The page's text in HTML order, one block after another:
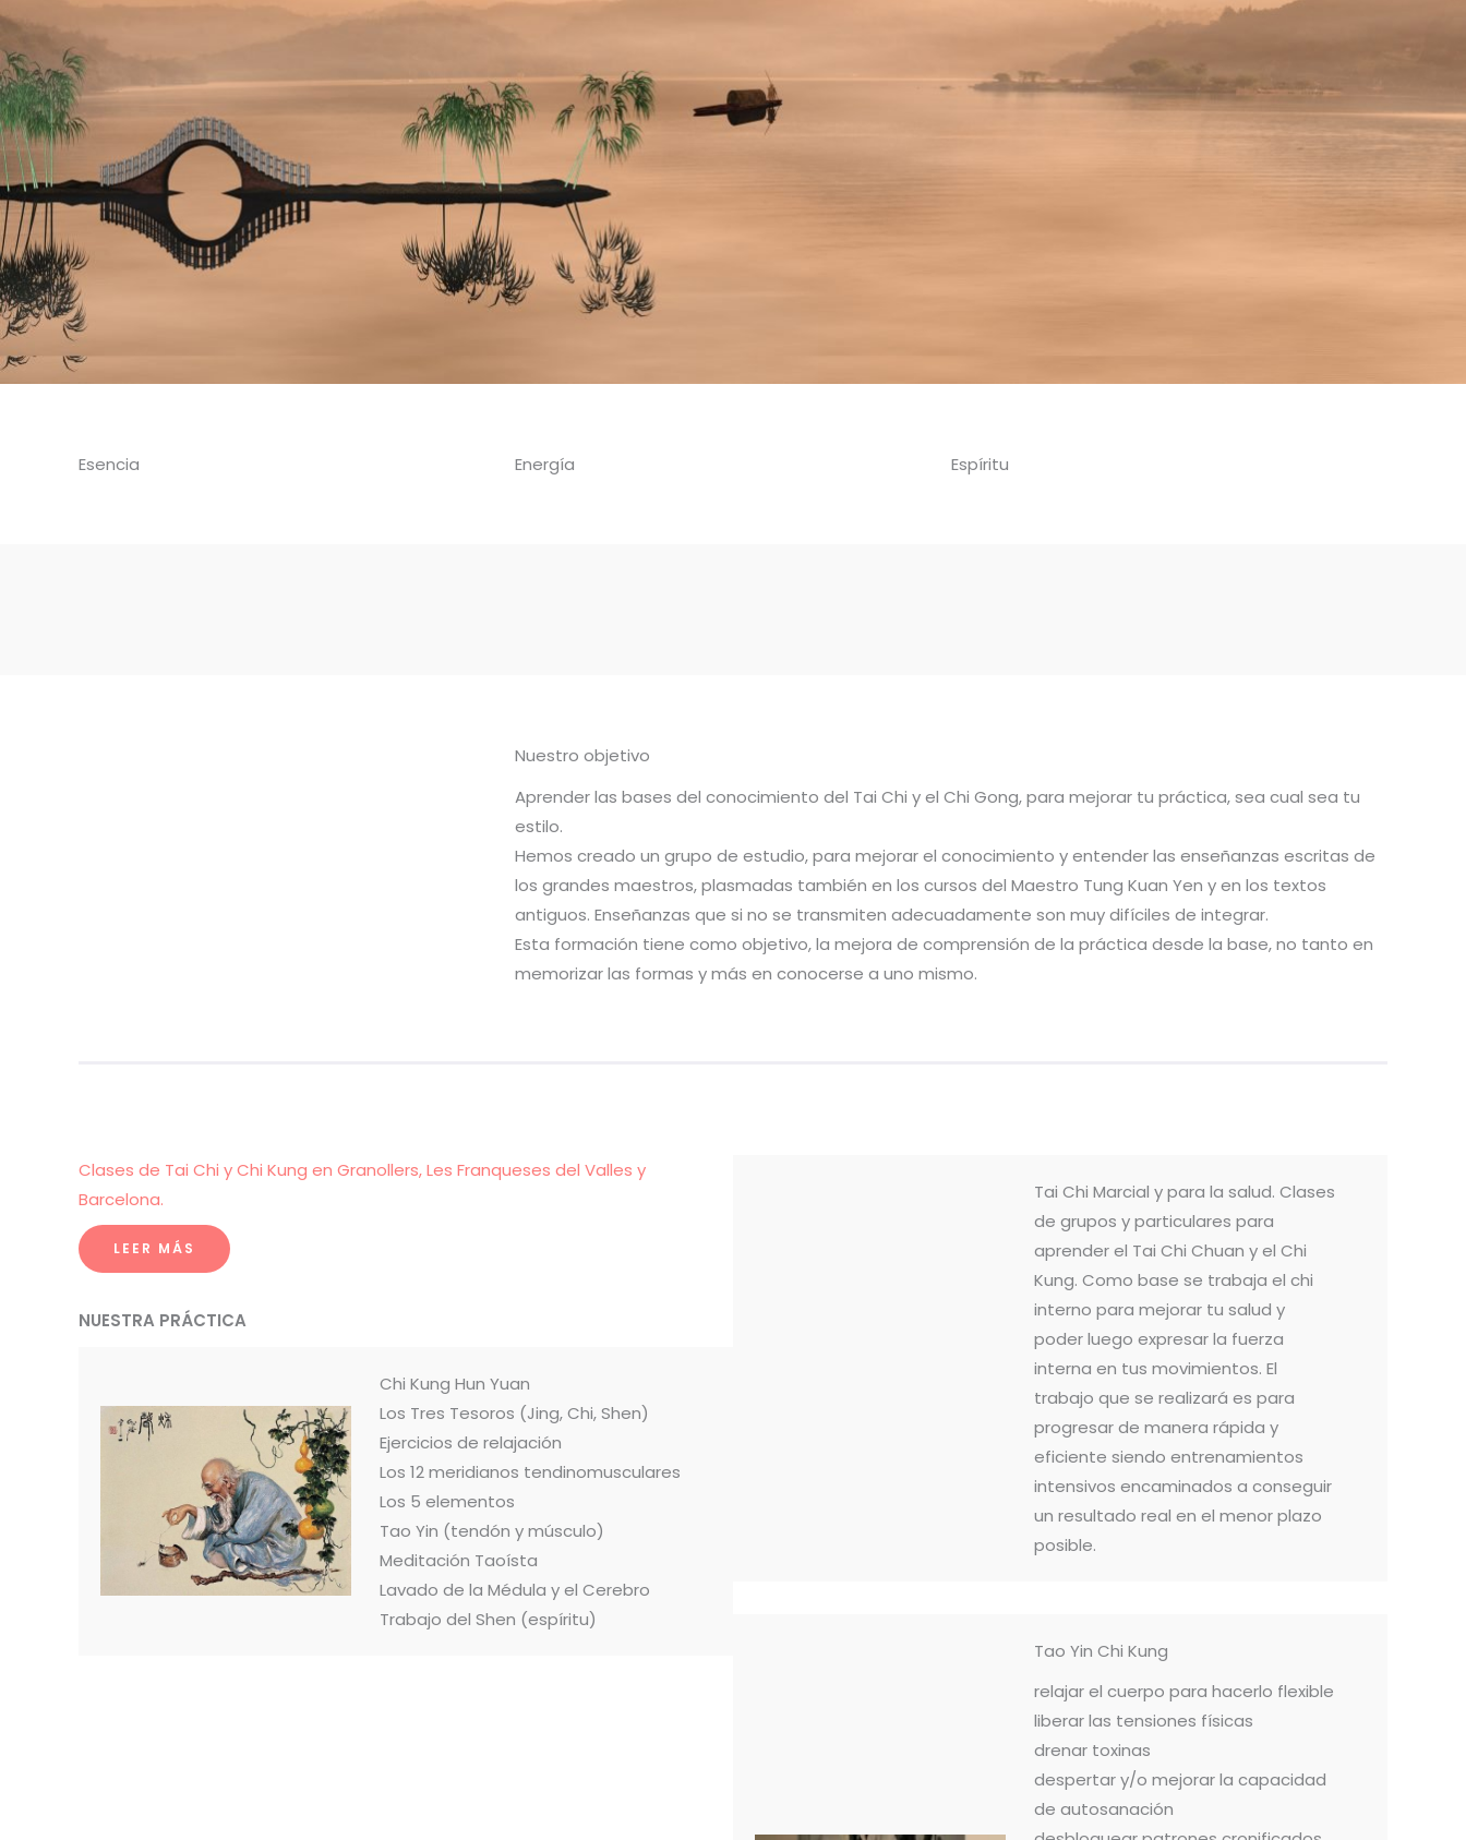
Esencia Energía Espíritu
Nuestro objetivo
Aprender las bases del conocimiento del Tai Chi y el Chi Gong, para mejorar tu práctica, sea cual sea tu
estilo.
Hemos creado un grupo de estudio, para mejorar el conocimiento y entender las enseñanzas escritas de
los grandes maestros, plasmadas también en los cursos del Maestro Tung Kuan Yen y en los textos
antiguos. Enseñanzas que si no se transmiten adecuadamente son muy difíciles de integrar.
Esta formación tiene como objetivo, la mejora de comprensión de la práctica desde la base, no tanto en
memorizar las formas y más en conocerse a uno mismo.
Clases de Tai Chi y Chi Kung en Granollers, Les Franqueses del Valles y
Barcelona.
LEER MÁS
NUESTRA PRÁCTICA
Chi Kung Hun Yuan
Los Tres Tesoros (Jing, Chi, Shen)
Ejercicios de relajación
Los 12 meridianos tendinomusculares
Los 5 elementos
Tao Yin (tendón y músculo)
Meditación Taoísta
Lavado de la Médula y el Cerebro
Trabajo del Shen (espíritu)
Tai Chi Marcial y para la salud. Clases
de grupos y particulares para
aprender el Tai Chi Chuan y el Chi
Kung. Como base se trabaja el chi
interno para mejorar tu salud y
poder luego expresar la fuerza
interna en tus movimientos. El
trabajo que se realizará es para
progresar de manera rápida y
eficiente siendo entrenamientos
intensivos encaminados a conseguir
un resultado real en el menor plazo
posible.
Tao Yin Chi Kung
relajar el cuerpo para hacerlo flexible
liberar las tensiones físicas
drenar toxinas
despertar y/o mejorar la capacidad
de autosanación